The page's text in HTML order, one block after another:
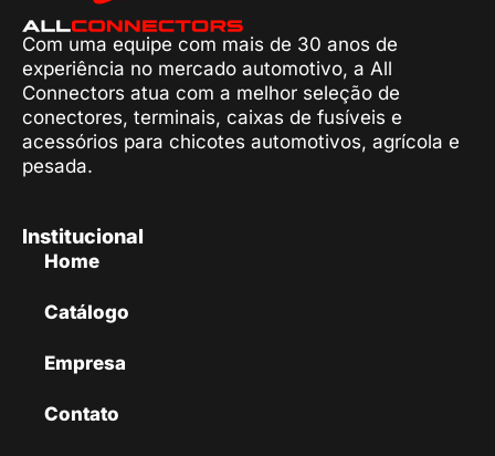
Com uma equipe com mais de 30 anos de
experiência no mercado automotivo, a All
Connectors atua com a melhor seleção de
conectores, terminais, caixas de fusíveis e
acessórios para chicotes automotivos, agrícola e
pesada.
Institucional
Home
Catálogo
Empresa
Contato